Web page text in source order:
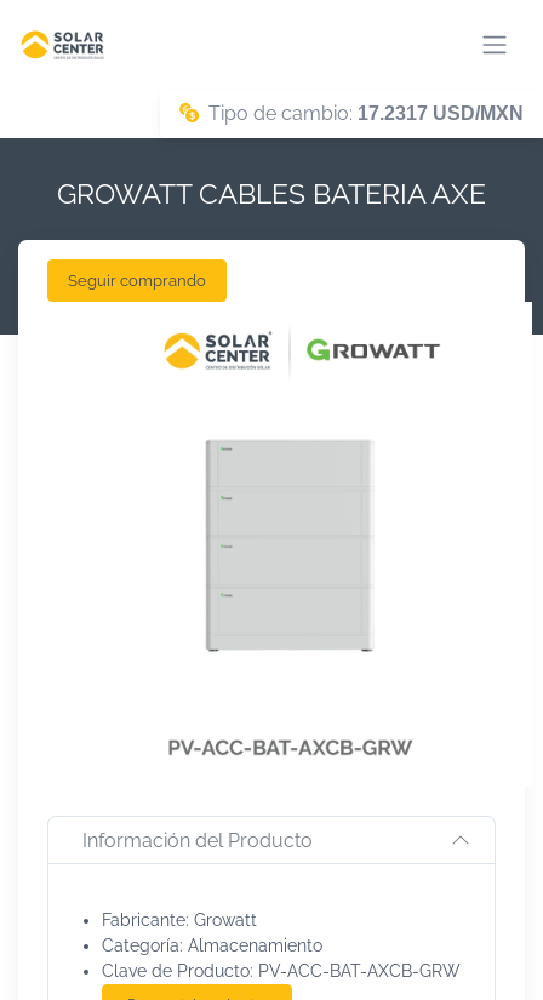
Tipo de cambio: 17.2317 USD/MXN
GROWATT CABLES BATERIA AXE
Seguir comprando
Información del Producto
Fabricante: Growatt
Categoría: Almacenamiento
Clave de Producto: PV-ACC-BAT-AXCB-GRW